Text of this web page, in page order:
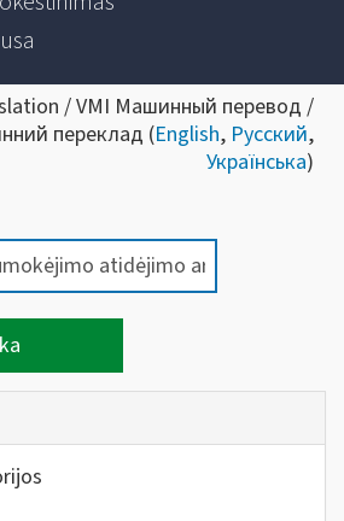
/ VMI Машинный перевод /
переклад (English, Русский,
Українська)